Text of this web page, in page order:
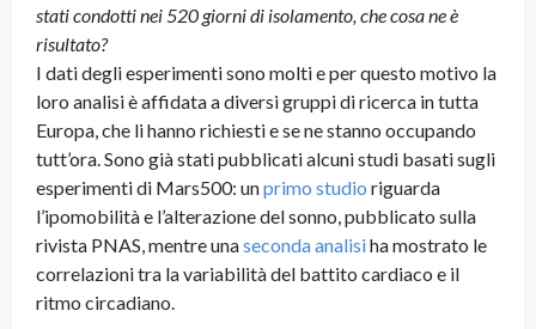
stati condotti nei 520 giorni di isolamento, che cosa ne è
risultato?
I dati degli esperimenti sono molti e per questo motivo la
loro analisi è affidata a diversi gruppi di ricerca in tutta
Europa, che li hanno richiesti e se ne stanno occupando
tutt’ora. Sono già stati pubblicati alcuni studi basati sugli
esperimenti di Mars500: unprimo studio riguarda
l’ipomobilità e l’alterazione del sonno, pubblicato sulla
rivista PNAS, mentre unaseconda analisiha mostrato le
correlazioni tra la variabilità del battito cardiaco e il
ritmo circadiano.